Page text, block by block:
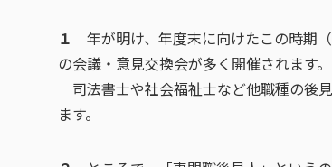
１
年が明け、年度末に向けたこの時期
の会議・意見交換会が多く開催されます。
司法書士や社会福祉士など他職種の後
ます。